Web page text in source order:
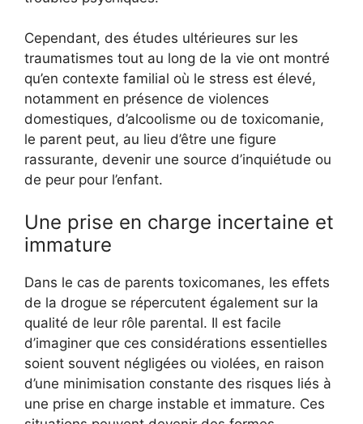
Cependant, des études ultérieures sur les
traumatismes tout au long de la vie ont montré
qu’en contexte familial où le stress est élevé,
notamment en présence de violences
domestiques, d’alcoolisme ou de toxicomanie,
le parent peut, au lieu d’être une figure
rassurante, devenir une source d’inquiétude ou
de peur pour l’enfant.
Une prise en charge incertaine et
immature
Dans le cas de parents toxicomanes, les effets
de la drogue se répercutent également sur la
qualité de leur rôle parental. Il est facile
d’imaginer que ces considérations essentielles
soient souvent négligées ou violées, en raison
d’une minimisation constante des risques liés à
une prise en charge instable et immature. Ces